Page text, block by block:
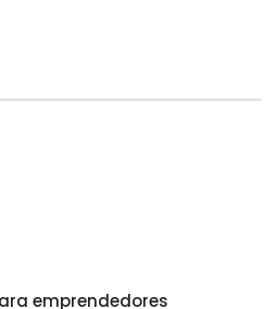
emprendedores